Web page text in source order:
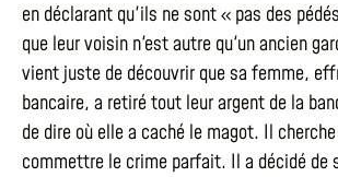
en déclarant qu'ils ne sont « pas des
que leur voisin n'est autre qu'un ancien
vient juste de découvrir que sa femme,
bancaire, a retiré tout leur argent de la
de dire où elle a caché le magot. Il
commettre le crime parfait. Il a décidé de